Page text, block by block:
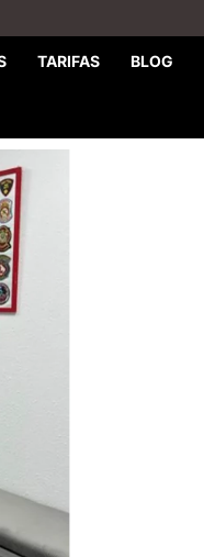
TARIFAS BLOG